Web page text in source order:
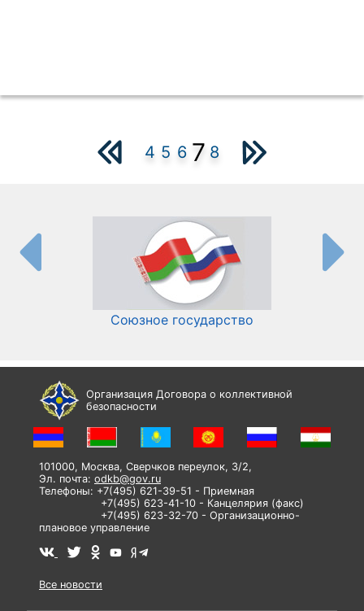
4 5 6 7 8
Союзное государство
Организация Договора о коллективной
безопасности
101000, Москва, Сверчков переулок, 3/2,
Эл. почта: odkb@gov.ru
Телефоны: +7(495) 621-39-51 - Приемная
+7(495) 623-41-10 - Канцелярия (факс)
+7(495) 623-32-70 - Организационно-
плановое управление
Все новости